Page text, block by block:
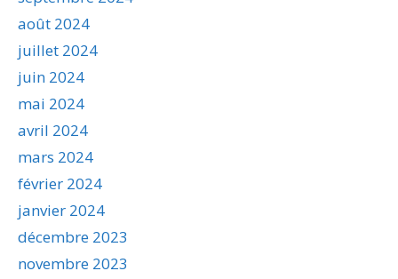
août 2024
juillet 2024
juin 2024
mai 2024
avril 2024
mars 2024
février 2024
janvier 2024
décembre 2023
novembre 2023